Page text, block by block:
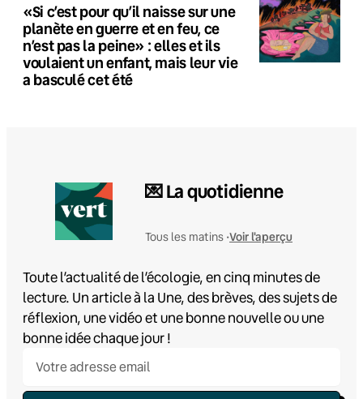
«Si c’est pour qu’il naisse sur une
planète en guerre et en feu, ce
n’est pas la peine» : elles et ils
voulaient un enfant, mais leur vie
a basculé cet été
💌 La quotidienne
Tous les matins •Voir l'aperçu
Toute l’actualité de l’écologie, en cinq minutes de
lecture. Un article à la Une, des brèves, des sujets de
réflexion, une vidéo et une bonne nouvelle ou une
bonne idée chaque jour !